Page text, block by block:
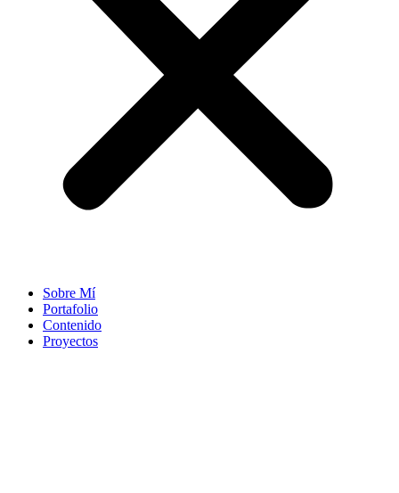
Sobre Mí
Portafolio
Contenido
Proyectos